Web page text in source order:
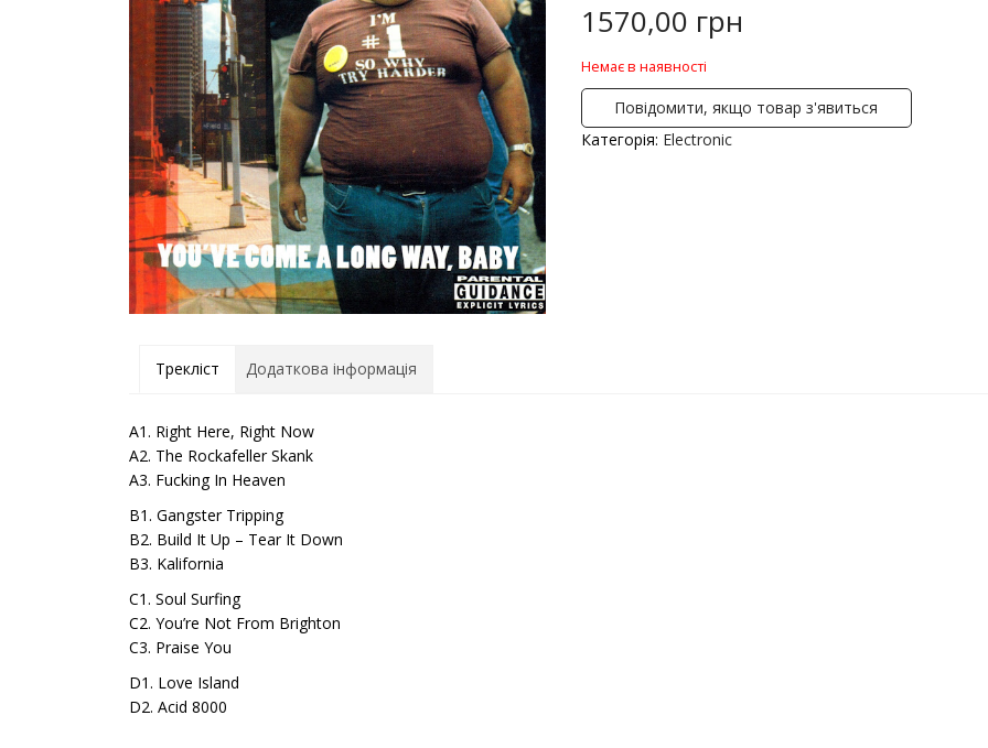
1570,00 грн
Немає в наявності
Повідомити, якщо товар з'явиться
Категорія: Electronic
Трекліст Додаткова інформація
A1. Right Here, Right Now
A2. The Rockafeller Skank
A3. Fucking In Heaven
B1. Gangster Tripping
B2. Build It Up – Tear It Down
B3. Kalifornia
C1. Soul Surfing
C2. You’re Not From Brighton
C3. Praise You
D1. Love Island
D2. Acid 8000